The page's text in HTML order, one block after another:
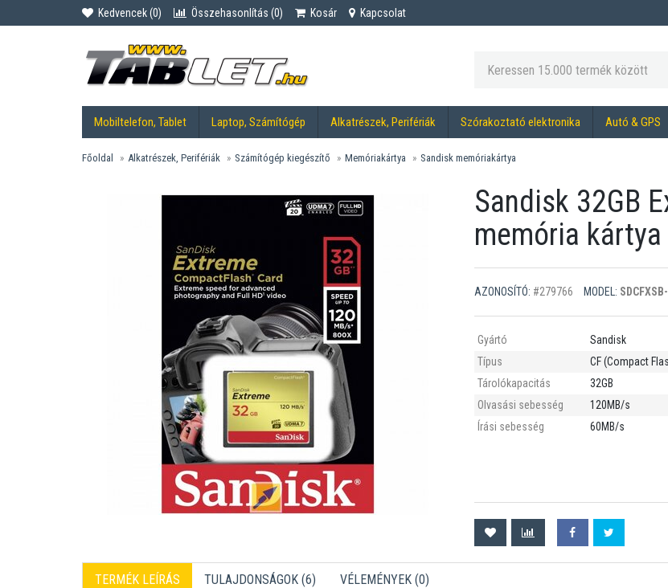
Kedvencek (0) Összehasonlítás (0) Kosár Kapcsolat
Mobiltelefon, Tablet Laptop, Számítógép Alkatrészek, Perifériák Szórakoztató elektronika Autó & GPS
Főoldal Alkatrészek, Perifériák Számítógép kiegészítő Memóriakártya Sandisk memóriakártya
Sandisk 32GB
memória kártya
AZONOSÍTÓ: #279766 MODEL:
Gyártó
Sandisk
Típus
CF (Compact
Tárolókapacitás
32GB
Olvasási sebesség
120MB/s
Írási sebesség
60MB/s
TERMÉK LEÍRÁS TULAJDONSÁGOK (6) VÉLEMÉNYEK (0)